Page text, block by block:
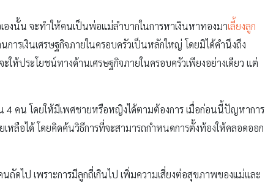
องนั้น จะทำให้คนเป็นพ่อแม่ลำบากในการหาเงินหาทองมาเลี้ยงลูก
ารเงินเศรษฐกิจภายในครอบครัวเป็นหลักใหญ่ โดยมิได้คำนึงถึง
ะให้ประโยชน์ทางด้านเศรษฐกิจภายในครอบครัวเพียงอย่างเดียว แต่
4 คน โดยให้มีเพศชายหรือหญิงได้ตามต้องการ เมื่อก่อนนี้ปัญหาการ
หลือได้ โดยคิดค้นวิธีการที่จะสามารถกำหนดการตั้งท้องให้คลอดออก
ดไป เพราะการมีลูกถี่เกินไป เพิ่มความเสี่ยงต่อสุขภาพของแม่และ